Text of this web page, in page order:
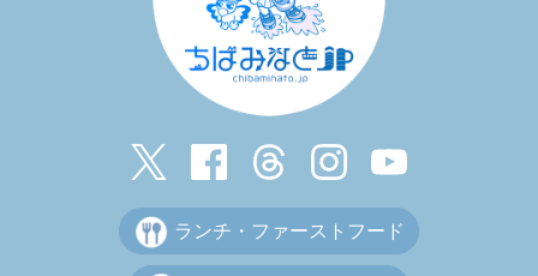
ランチ・ファーストフード